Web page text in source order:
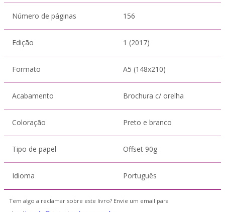
Número de páginas 156
Edição 1 (2017)
Formato A5 (148x210)
Acabamento Brochura c/ orelha
Coloração Preto e branco
Tipo de papel Offset 90g
Idioma Português
Tem algo a reclamar sobre este livro? Envie um email para